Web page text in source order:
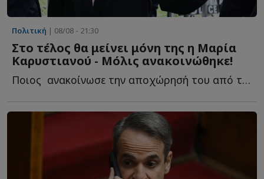
Πολιτική | 08/08 - 21:30
Στο τέλος θα μείνει μόνη της η Μαρία
Καρυστιανού - Μόλις ανακοινώθηκε!
Ποιος ανακοίνωσε την αποχώρησή του από την «Ελπίδα», κ...